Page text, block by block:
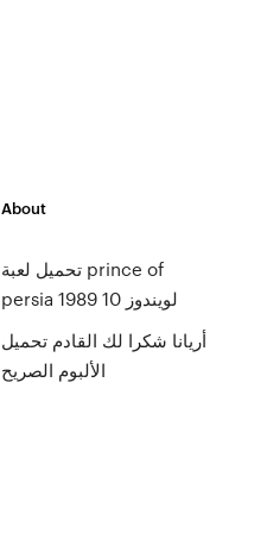
About
تحميل لعبة prince of
persia 1989 لويندوز 10
أريانا شكرا لك القادم تحميل
الألبوم الصريح